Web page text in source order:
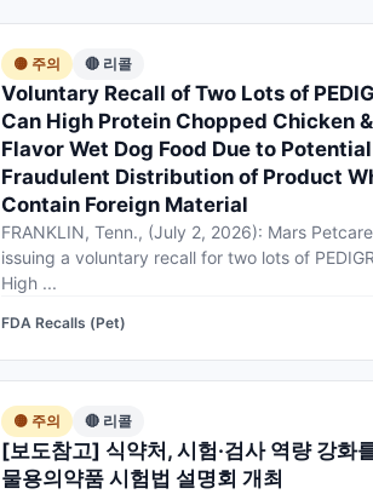
🟡 주의 🔴 리콜
Voluntary Recall of Two Lots of
Can High Protein Chopped Chicken
Flavor Wet Dog Food Due to Potential
Fraudulent Distribution of Product
Contain Foreign Material
FRANKLIN, Tenn., (July 2, 2026): Mars
issuing a voluntary recall for two lots of
High ...
FDA Recalls (Pet)
🟡 주의 🔴 리콜
[보도참고] 식약처, 시험·검사 역량 강화
물용의약품 시험법 설명회 개최